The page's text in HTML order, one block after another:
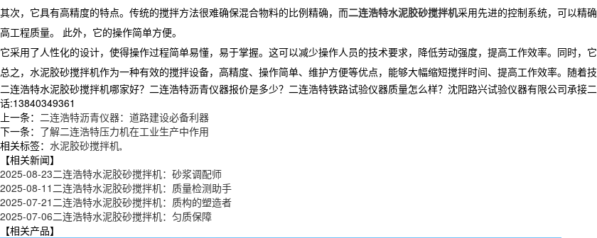
其次，它具有高精度的特点。传统的搅拌方法很难确保混合物料的比例精确，而二连浩特水泥胶砂搅拌机采用先进的控制系统，可以精
高工程质量。 此外，它的操作简单方便。
它采用了人性化的设计，使得操作过程简单易懂，易于掌握。这可以减少操作人员的技术要求，降低劳动强度，提高工作效率。同时，
总之，水泥胶砂搅拌机作为一种有效的搅拌设备，高精度、操作简单、维护方便等优点，能够大幅缩短搅拌时间、提高工作效率。随着
二连浩特水泥胶砂搅拌机哪家好？二连浩特沥青仪器报价是多少？二连浩特铁路试验仪器质量怎么样？沈阳路兴试验仪器有限公司承
话:13840349361
上一条： 二连浩特沥青仪器：道路建设必备利器
下一条： 了解二连浩特压力机在工业生产中作用
相关标签： 水泥胶砂搅拌机,
【相关新闻】
2025-08-23二连浩特水泥胶砂搅拌机：砂浆调配师
2025-08-11 二连浩特水泥胶砂搅拌机：质量检测助手
2025-07-21 二连浩特水泥胶砂搅拌机：质构的塑造者
2025-07-06二连浩特水泥胶砂搅拌机：匀质保障
【相关产品】